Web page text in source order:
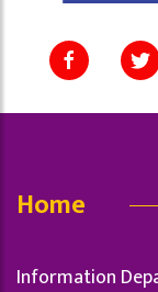
Home
Information